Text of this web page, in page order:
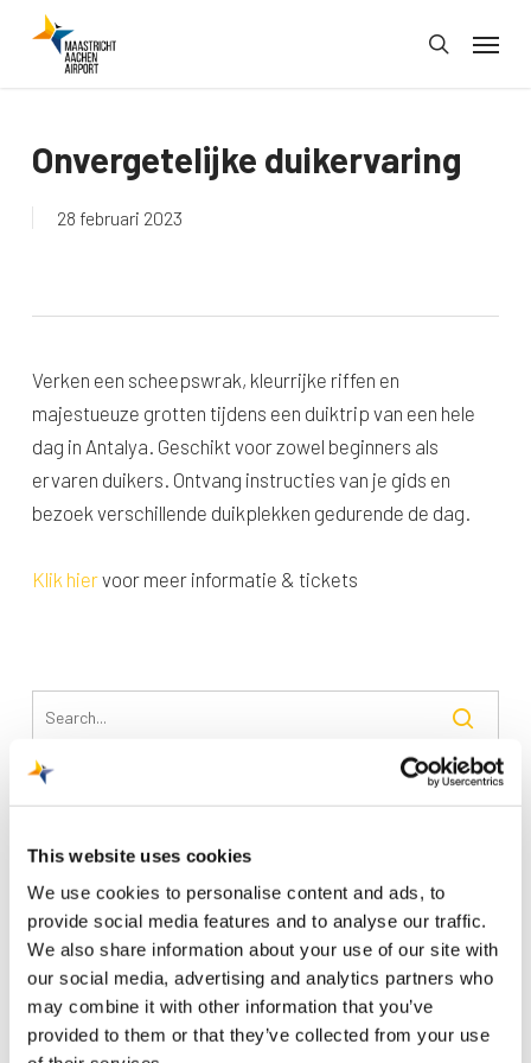
This website uses cookies
We use cookies to personalise content and ads, to
provide social media features and to analyse our traffic.
We also share information about your use of our site with
our social media, advertising and analytics partners who
may combine it with other information that you’ve
provided to them or that they’ve collected from your use
search
Menu
Onvergetelijke duikervaring
28 februari 2023
Verken een scheepswrak, kleurrijke riffen en
majestueuze grotten tijdens een duiktrip van een hele
dag in Antalya. Geschikt voor zowel beginners als
ervaren duikers. Ontvang instructies van je gids en
bezoek verschillende duikplekken gedurende de dag.
Klik hiervoor meer informatie & tickets
Recente berichten
Trainingsvlucht 4 augustus
Nieuwe AI-primeur voor Maastricht Aachen Airport:
intelligent exoskelet ondersteunt vrachtafhandeling
Je kunt je nu aanmelden voor onze Burendag 2026!
Trainingsvlucht 17 juli